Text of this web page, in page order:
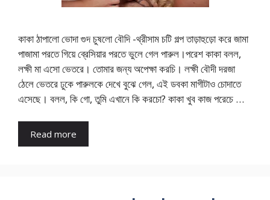
কাকা ঠাপালো ভোদা গুদ চুষলো বৌদি -থ্রীসাম চটি গল্প তাড়াহুড়ো করে জামা
পাজামা পরতে গিয়ে ব্রেসিয়ার পরতে ভুলে গেল পারুল।পরেশ কাকা বলল,
লক্ষী মা এসো ভেতরে। তোমার জন্য অপেক্ষা করচি। লক্ষী বৌদী দরজা
ঠেলে ভেতরে ঢুকে পারুলকে দেখে বুঝে গেল, এই ডবকা মাগীটাও চোদাতে
এসেছে। বলল, কি গো, তুমি এখানে কি করচো? কাকা খুব কাজ পরেচে …
Read more